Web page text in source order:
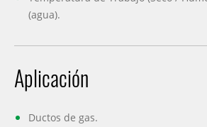
(agua).
Aplicación
Ductos de gas.